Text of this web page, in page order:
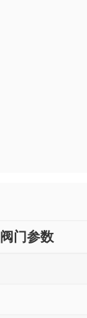
阀门参数